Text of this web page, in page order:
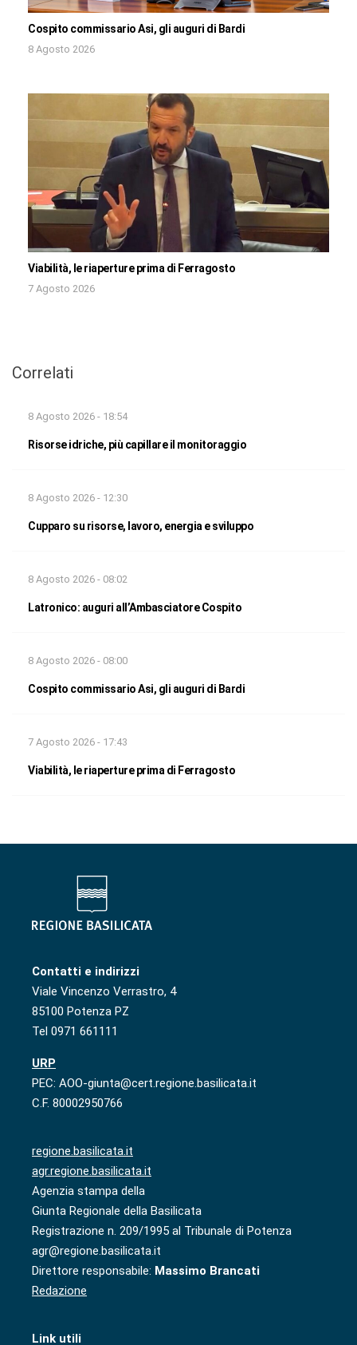
Cospito commissario Asi, gli auguri di Bardi
8 Agosto 2026
Viabilità, le riaperture prima di Ferragosto
7 Agosto 2026
Correlati
8 Agosto 2026 - 18:54
Risorse idriche, più capillare il monitoraggio
8 Agosto 2026 - 12:30
Cupparo su risorse, lavoro, energia e sviluppo
8 Agosto 2026 - 08:02
Latronico: auguri all’Ambasciatore Cospito
8 Agosto 2026 - 08:00
Cospito commissario Asi, gli auguri di Bardi
7 Agosto 2026 - 17:43
Viabilità, le riaperture prima di Ferragosto
Contatti e indirizzi
Viale Vincenzo Verrastro, 4
85100 Potenza PZ
Tel 0971 661111
URP
PEC: AOO-giunta@cert.regione.basilicata.it
C.F. 80002950766
regione.basilicata.it
agr.regione.basilicata.it
Agenzia stampa della
Giunta Regionale della Basilicata
Registrazione n. 209/1995 al Tribunale di Potenza
agr@regione.basilicata.it
Direttore responsabile: Massimo Brancati
Redazione
Link utili